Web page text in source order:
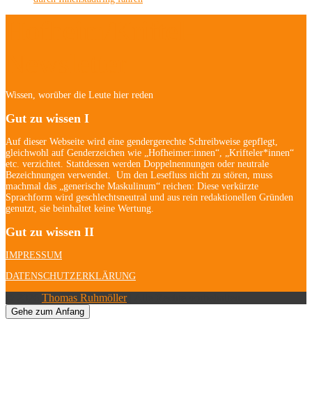
Wissen, worüber die Leute hier reden
Gut zu wissen I
Auf dieser Webseite wird eine gendergerechte Schreibweise gepflegt,
gleichwohl auf Genderzeichen wie „Hofheimer:innen“, „Krifteler*innen“
etc. verzichtet. Stattdessen werden Doppelnennungen oder neutrale
Bezeichnungen verwendet. Um den Lesefluss nicht zu stören, muss
machmal das „generische Maskulinum“ reichen: Diese verkürzte
Sprachform wird geschlechtsneutral und aus rein redaktionellen Gründen
genutzt, sie beinhaltet keine Wertung.
Gut zu wissen II
IMPRESSUM
DATENSCHUTZERKLÄRUNG
Thomas Ruhmöller| Alle Rechte vorbehalten.
Gehe zum Anfang